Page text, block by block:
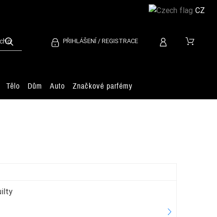
PŘIHLÁŠENÍ / REGISTRACE
Tělo Dům Auto Značkové parfémy
CZ